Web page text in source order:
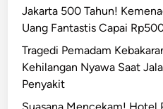
Jakarta 500 Tahun!
Uang Fantastis Capai
Tragedi Pemadam
Kehilangan Nyawa Saat
Penyakit